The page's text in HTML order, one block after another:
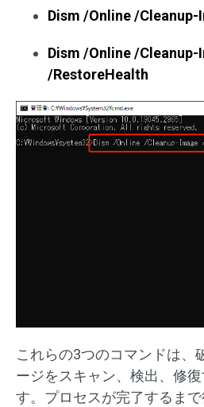
Dism /Online /
Dism /Online /Cleanup-
/RestoreHealth
これらの3つのコマンドは、
ージをスキャン、検出、修
す。プロセスが完了するま